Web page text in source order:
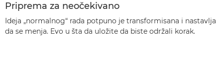
Priprema za neočekivano
Ideja „normalnog“ rada potpuno je transformisana i nastavlja
da se menja. Evo u šta da uložite da biste održali korak.